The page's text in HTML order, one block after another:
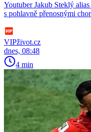
Youtuber Jakub Steklý
s pohlavně přenosnými
VIPživot.cz
dnes, 08:48
4 min